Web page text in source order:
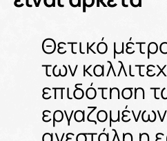
Θετικό
των
επιδότηση